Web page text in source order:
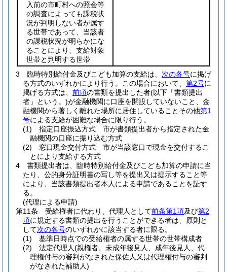
入前の市町村への照会等
の調査によっても課税状
況が判明しない者が属す
る世帯であって、当該者
の課税状況が明らかにな
ることにより、支給対象
世帯と判明する世帯
3 臨時特別給付金及びこども加算の支給は、 次の各号に掲げ
る方式のいずれかにより行う。
この場合において、 第2号に
掲げる方式は、 前項の書類を提出した者(以下「書類提出
者」という。)が金融機関に口座を開設していないこと、金
融機関から著しく離れた場所に居住していることその他第1
号による支給が困難な場合に限り行う。
(1)
指定口座振込方式 市が書類提出者から指定された金
融機関の口座に振り込む方式
(2)
窓口現金交付方式 市が当該窓口で現金を交付するこ
とにより支給する方式
4
書類提出者は、臨時特別給付金及びこども加算の申請に当
たり、公的身分証明書の写し等を提出又は提示すること等
により、当該書類提出者本人による申請であることを証す
る。
(代理による申請)
第11条
受給権者に代わり、代理人として前条第1項及び第2
項に規定する書類の提出を行うことができる者は、原則と
して次の各号のいずれかに該当する者に限る。
(1)
基準日時点での受給権者の属する世帯の世帯構成者
(2)
法定代理人(親権者、未成年後見人、成年後見人、代
理権付与の審判がなされた保佐人又は代理権付与の審判
がなされた補助人)